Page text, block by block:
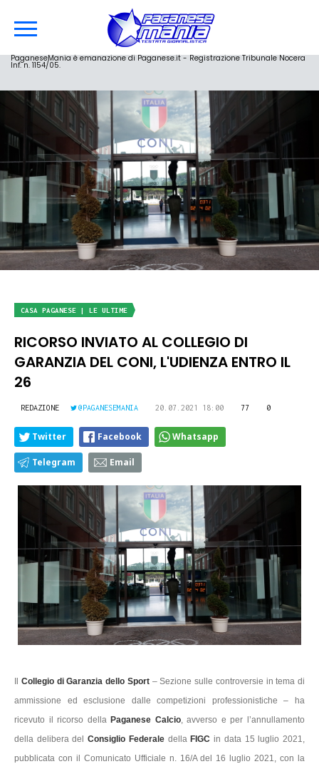
PaganeseMania è emanazione di Paganese.it - Registrazione Tribunale Nocera
Inf. n. 1154/05.
CASA PAGANESE | LE ULTIME
RICORSO INVIATO AL COLLEGIO DI
GARANZIA DEL CONI, L'UDIENZA ENTRO IL
26
REDAZIONE @PAGANESEMANIA 20.07.2021 18:00 77 0
Twitter Facebook Whatsapp
Telegram Email
Il Collegio di Garanzia dello Sport – Sezione sulle controversie in tema di
ammissione ed esclusione dalle competizioni professionistiche – ha
ricevuto il ricorso dellaPaganese Calcio, avverso e per l’annullamento
della delibera delConsiglio Federale dellaFIGCin data 15 luglio 2021,
pubblicata con il Comunicato Ufficiale n. 16/A del 16 luglio 2021, con la